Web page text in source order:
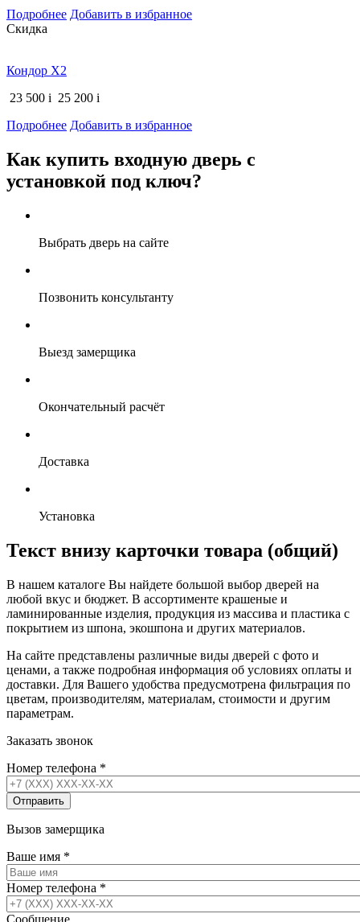
Подробнее Добавить в избранное
Скидка
Кондор Х2
23 500 i 25 200 i
Подробнее Добавить в избранное
Как купить входную дверь с
установкой под ключ?
Выбрать дверь на сайте
Позвонить консультанту
Выезд замерщика
Окончательный расчёт
Доставка
Установка
Текст внизу карточки товара (общий)
В нашем каталоге Вы найдете большой выбор дверей на
любой вкус и бюджет. В ассортименте крашеные и
ламинированные изделия, продукция из массива и пластика с
покрытием из шпона, экошпона и других материалов.
На сайте представлены различные виды дверей с фото и
ценами, а также подробная информация об условиях оплаты и
доставки. Для Вашего удобства предусмотрена фильтрация по
цветам, производителям, материалам, стоимости и другим
параметрам.
Заказать звонок
Номер телефона *
Вызов замерщика
Ваше имя *
Номер телефона *
Сообщение